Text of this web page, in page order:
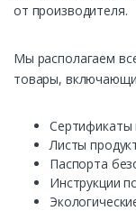
от производителя.
Мы располагаем
товары,
Сертификаты
Листы
Паспорта
Инструкции